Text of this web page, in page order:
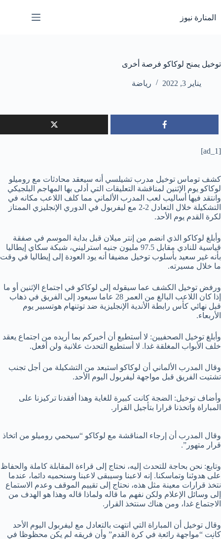
إلى
المحتوى
المنارة نيوز
توخيل يمنح لوكاكو فرصة أخرى
يناير 3, 2022 رياضة
[ad_1]
كشف توماس توخيل مدرب تشيلسي أنه سيعقد محادثات مع روميلو
لوكاكو يوم الإثنين لمناقشة التعليقات التي أدلى بها المهاجم البلجيكي
وانتقد فيها أساليب لعب المدرب الألماني مما كلف اللاعب مكانه في
التشكيلة خلال التعادل 2-2 مع ليفربول في الدوري الإنجليزي الممتاز
لكرة القدم يوم الأحد.
وأبلغ لوكاكو الذي انضم من إنتر ميلان قبل بداية الموسم في صفقة
قياسية للنادي مقابل 97.5 مليون جنيه استرليني، شبكة سكاي إيطاليا
بأنه غير سعيد بأسلوب توخيل مضيفا أنه يود العودة إلى إيطاليا في وقت
ما خلال مسيرته.
ورفض توخيل الكشف عما سيقوله إلى لوكاكو في اجتماع الإثنين أو ما
إذا كان اللاعب البالغ من العمر 28 عاما سيعود إلى الفريق في ذهاب
قبل نهائي كأس رابطة الأندية الإنجليزية ضد توتنهام هوتسبير يوم
الأربعاء.
وأبلغ توخيل الصحفيين: لا أستطيع أن أخبركم بما أريده من اجتماع يعقد
خلف الأبواب المغلقة غدا. لا أستطيع التحدث علانية ولن أفعل.
وقال المدرب الألماني أن لوكاكو استبعد من التشكيلة من أجل تجنب
تشتيت الفريق قبل مواجهة ليفربول اليوم الأحد.
وأضاف توخيل: الضجة كانت كبيرة للغاية وهذا أفقدنا تركيزنا على
المباراة واتخذنا قرارا بتأجيل القرار.
وقال المدرب أن إرجاء المناقشة مع لوكاكو “سيحمي روميلو من اتخاذ
قرار متهور”.
وتابع: نحن بحاجة للتحدث إليه، نحتاج إلى قراءة المقابلة كاملة والحفاظ
على هدوئنا وتماسكنا. إنه لاعبنا وسيبقى لاعبنا وسنحميه دائما، عندما
نتخذ قرارات معينة مثل هذه، نحتاج إلى تقييم الموقف وعدم الاستماع
إلى وسائل الإعلام ولكن نفهم ما قاله ولماذا قاله وهذا هو الهدف من
الاجتماع غدا، ومن هناك سنتخذ القرار.
وقال توخيل أن المباراة التي انتهت بالتعادل مع ليفربول اليوم الأحد
كانت “مواجهة رائعة في كرة القدم” وأن فريقه لم يكن محظوظا في